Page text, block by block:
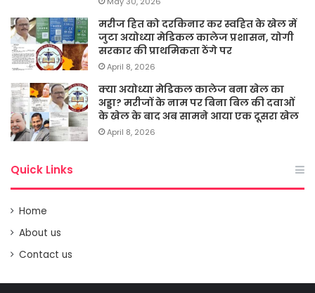
मरीज हित को दरकिनार कर स्वहित के खेल में
जुटा अयोध्या मेडिकल कालेज प्रशासन, योगी
सरकार की प्राथमिकता ठेंगे पर
April 8, 2026
क्या अयोध्या मेडिकल कालेज बना खेल का
अड्डा? मरीजों के नाम पर बिना बिल की दवाओं
के खेल के बाद अब सामने आया एक दूसरा खेल
April 8, 2026
Quick Links
Home
About us
Contact us